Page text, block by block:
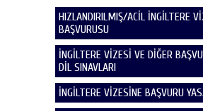
HIZLANDIRILMIŞ/ACİL İNGİLTERE
BAŞVURUSU
İNGİLTERE VİZESİ VE DİĞER
DİL SINAVLARI
İNGİLTERE VİZESİNE BAŞVURU